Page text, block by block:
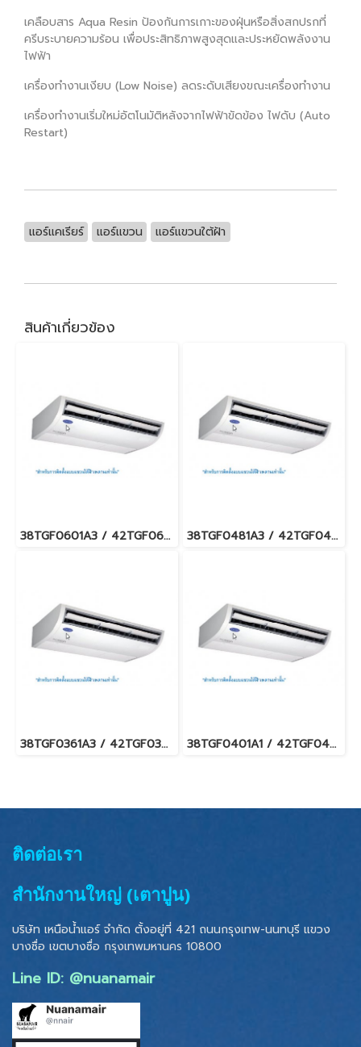
เคลือบสาร Aqua Resin ป้องกันการเกาะของฝุ่นหรือสิ่งสกปรกที่
ครีบระบายความร้อน เพื่อประสิทธิภาพสูงสุดและประหยัดพลังงาน
ไฟฟ้า
เครื่องทำงานเงียบ (Low Noise) ลดระดับเสียงขณะเครื่องทำงาน
เครื่องทำงานเริ่มใหม่อัตโนมัติหลังจากไฟฟ้าขัดข้อง ไฟดับ (Auto
Restart)
แอร์แคเรียร์ แอร์แขวน แอร์แขวนใต้ฝ้า
สินค้าเกี่ยวข้อง
38TGF0601A3 / 42TGF0601CP แอร์แคเรียร์ รุ่นแขวนใต้ฝ้า Carrier Under Ceiling Type Fixed Speed น้ำยา R32 (380V./ไฟ 3 เฟส) พร้อมบริการติดตั้ง 38TGF0481A3 / 42TGF0481CP แอร์แคเรียร์ รุ่นแขวนใต้ฝ้า Carrier Under Ceiling Type Fixed Speed น้ำยา R32 (380V./ไฟ 3 เฟส) พร้อมบริการติดตั้ง
38TGF0361A3 / 42TGF0361CP แอร์แคเรียร์ รุ่นแขวนใต้ฝ้า Carrier Under Ceiling Type Fixed Speed น้ำยา R32 (380V./ไฟ 3 เฟส) พร้อมบริการติดตั้ง 38TGF0401A1 / 42TGF0401CP แอร์แคเรียร์ รุ่นแขวนใต้ฝ้า Carrier Under Ceiling Type Fixed Speed น้ำยา R32 (220V.) พร้อมบริการติดตั้ง
ติดต่อเรา
สำนักงานใหญ่ (เตาปูน)
บริษัท เหนือน้ำแอร์ จำกัด ตั้งอยู่ที่ 421 ถนนกรุงเทพ-นนทบุรี แขวง
บางซื่อ เขตบางซื่อ กรุงเทพมหานคร 10800
Line ID: @nuanamair